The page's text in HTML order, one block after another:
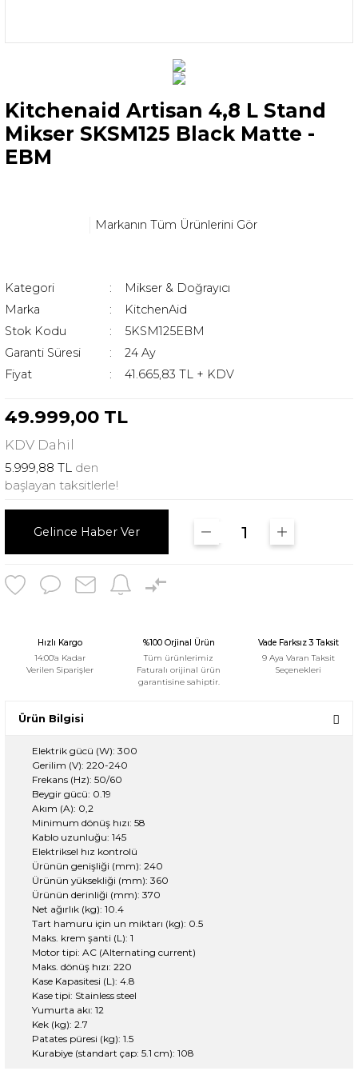
Kitchenaid Artisan 4,8 L Stand
Mikser SKSM125 Black Matte -
EBM
Markanın Tüm Ürünlerini Gör
Kategori
Mikser & Doğrayıcı
Marka
KitchenAid
Stok Kodu
5KSM125EBM
Garanti Süresi
24 Ay
Fiyat
41.665,83 TL + KDV
49.999,00 TL
KDV Dahil
5.999,88 TL den
başlayan taksitlerle!
Gelince Haber Ver
Hızlı Kargo
14:00'a Kadar
Verilen Siparişler
%100 Orjinal Ürün
Tüm ürünlerimiz
Faturalı orijinal ürün
garantisine sahiptir.
Vade Farksız 3 Taksit
9 Aya Varan Taksit
Seçenekleri
Ürün Bilgisi
Elektrik gücü (W): 300
Gerilim (V): 220-240
Frekans (Hz): 50/60
Beygir gücü: 0.19
Akım (A): 0,2
Minimum dönüş hızı: 58
Kablo uzunluğu: 145
Elektriksel hız kontrolü
Ürünün genişliği (mm): 240
Ürünün yüksekliği (mm): 360
Ürünün derinliği (mm): 370
Net ağırlık (kg): 10.4
Tart hamuru için un miktarı (kg): 0.5
Maks. krem şanti (L): 1
Motor tipi: AC (Alternating current)
Maks. dönüş hızı: 220
Kase Kapasitesi (L): 4.8
Kase tipi: Stainless steel
Yumurta akı: 12
Kek (kg): 2.7
Patates püresi (kg): 1.5
Kurabiye (standart çap: 5.1 cm): 108